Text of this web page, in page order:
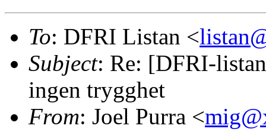
To: DFRI Listan <
Subject: Re: [DFRI-
ingen trygghet
From: Joel Purra <